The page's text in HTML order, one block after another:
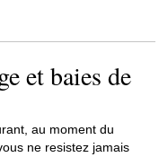
et baies de
au moment du
ne resistez jamais